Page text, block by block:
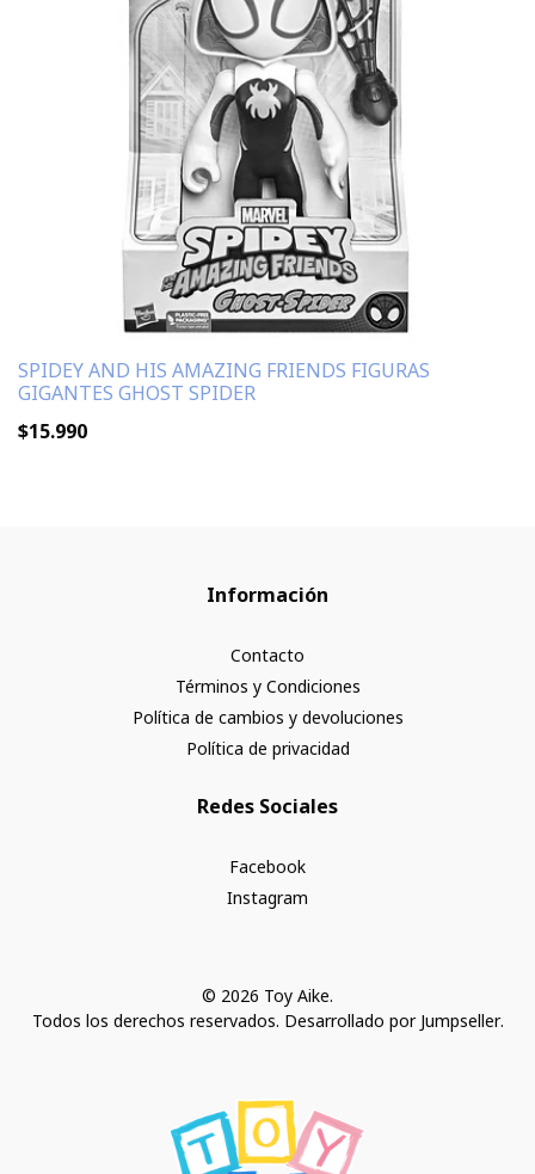
SPIDEY AND HIS AMAZING FRIENDS FIGURAS
GIGANTES GHOST SPIDER
$15.990
Información
Contacto
Términos y Condiciones
Política de cambios y devoluciones
Política de privacidad
Redes Sociales
Facebook
Instagram
© 2026 Toy Aike.
Todos los derechos reservados. Desarrollado por Jumpseller.